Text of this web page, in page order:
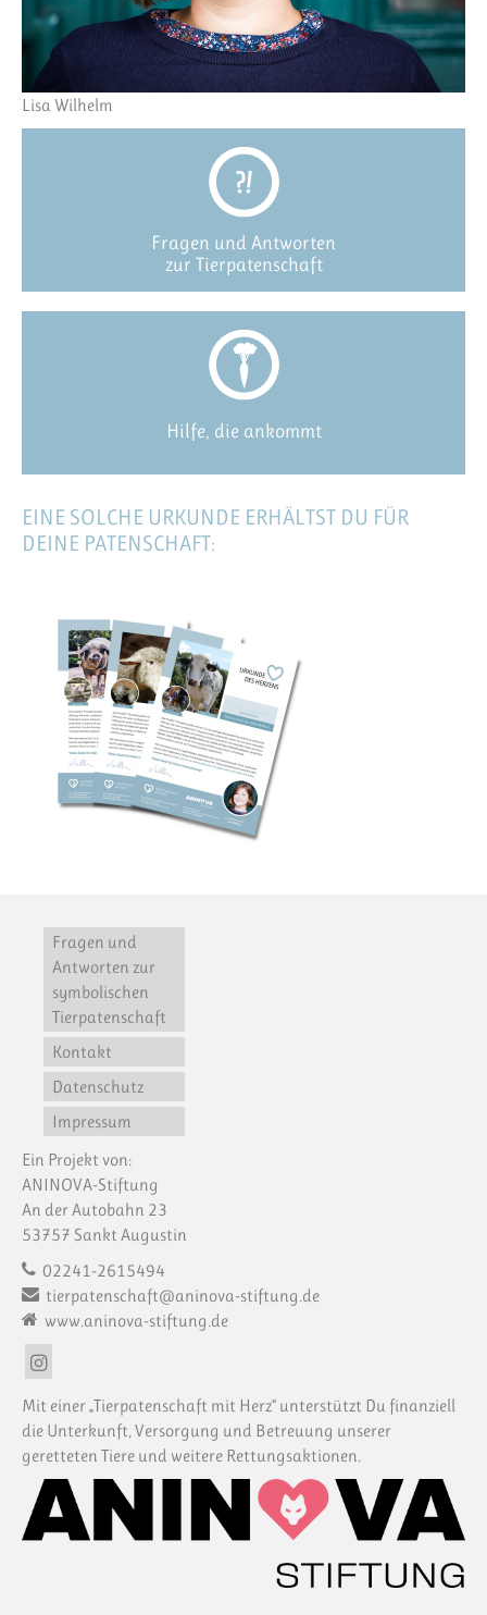
Lisa Wilhelm
Fragen und Antworten
zur Tierpatenschaft
Hilfe, die ankommt
EINE SOLCHE URKUNDE ERHÄLTST DU FÜR
DEINE PATENSCHAFT:
Fragen und
Antworten zur
symbolischen
Tierpatenschaft
Kontakt
Datenschutz
Impressum
Ein Projekt von:
ANINOVA-Stiftung
An der Autobahn 23
53757 Sankt Augustin
02241-2615494
tierpatenschaft@aninova-stiftung.de
www.aninova-stiftung.de
Mit einer „Tierpatenschaft mit Herz“ unterstützt Du finanziell
die Unterkunft, Versorgung und Betreuung unserer
geretteten Tiere und weitere Rettungsaktionen.